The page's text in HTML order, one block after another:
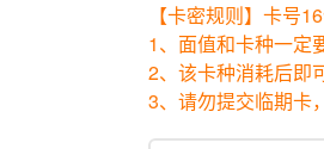
【卡密规则】卡号
1、面值和卡种一定
2、该卡种消耗后即
3、请勿提交临期卡